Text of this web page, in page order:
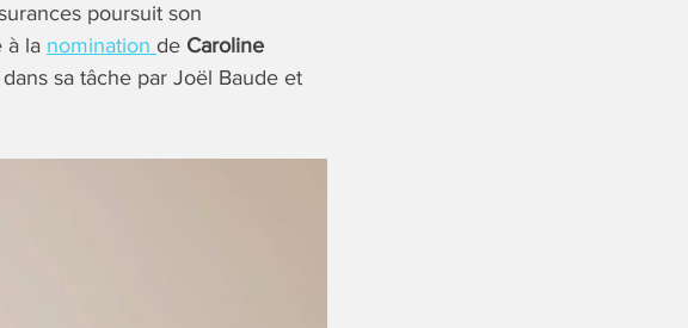
poursuit son
à la nomination de Caroline
sa tâche par Joël Baude et